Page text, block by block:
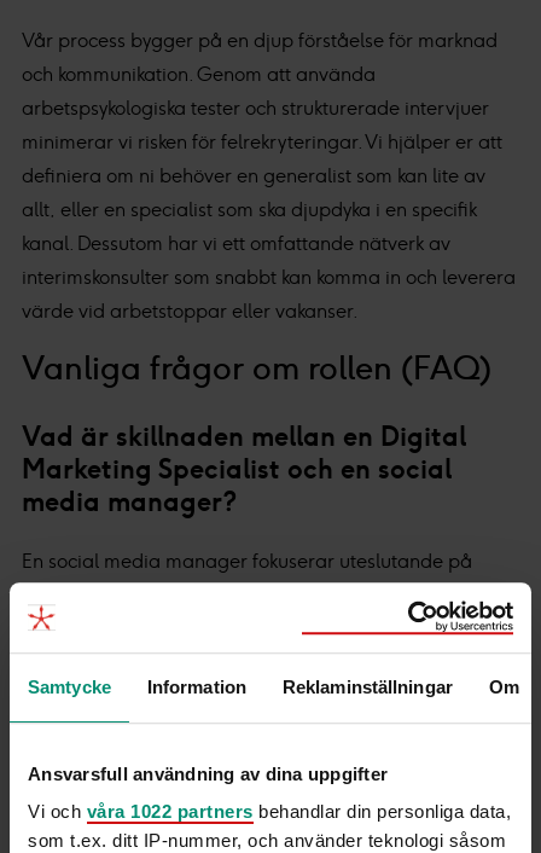
Samtycke Information Reklaminställningar Om
Ansvarsfull användning av dina uppgifter
Vi och våra 1022 partners behandlar din personliga data,
som t.ex. ditt IP-nummer, och använder teknologi såsom
Vår process bygger på en djup förståelse för marknad
och kommunikation. Genom att använda
arbetspsykologiska tester och strukturerade intervjuer
minimerar vi risken för felrekryteringar. Vi hjälper er att
definiera om ni behöver en generalist som kan lite av
allt, eller en specialist som ska djupdyka i en specifik
kanal. Dessutom har vi ett omfattande nätverk av
interimskonsulter som snabbt kan komma in och leverera
värde vid arbetstoppar eller vakanser.
Vanliga frågor om rollen (FAQ)
Vad är skillnaden mellan en Digital
Marketing Specialist och en social
media manager?
En social media manager fokuserar uteslutande på
sociala plattformar och community management. En
Digital Marketing Specialist har ett bredare perspektiv
e-postmarknadsföring och analys av hela den digitala
kundresan.
Behöver en Digital Marketing Specialist
kunna koda?